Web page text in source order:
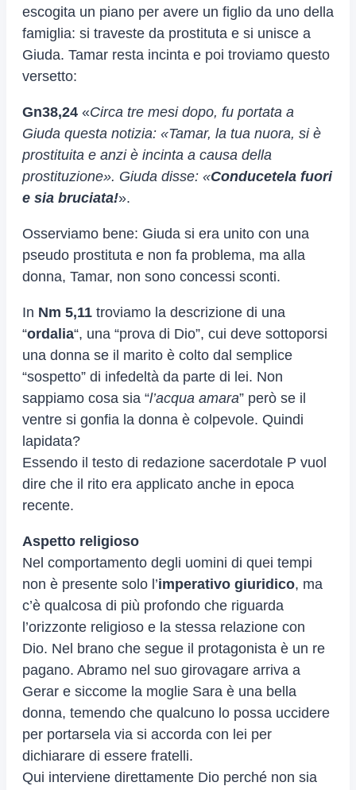
escogita un piano per avere un figlio da uno della
famiglia: si traveste da prostituta e si unisce a
Giuda. Tamar resta incinta e poi troviamo questo
versetto:
Gn38,24 «Circa tre mesi dopo, fu portata a
Giuda questa notizia: «Tamar, la tua nuora, si è
prostituita e anzi è incinta a causa della
prostituzione». Giuda disse: «Conducetela fuori
e sia bruciata!».
Osserviamo bene: Giuda si era unito con una
pseudo prostituta e non fa problema, ma alla
donna, Tamar, non sono concessi sconti.
In Nm 5,11 troviamo la descrizione di una
“ordalia“, una “prova di Dio”, cui deve sottoporsi
una donna se il marito è colto dal semplice
“sospetto” di infedeltà da parte di lei. Non
sappiamo cosa sia “l’acqua amara” però se il
ventre si gonfia la donna è colpevole. Quindi
lapidata?
Essendo il testo di redazione sacerdotale P vuol
dire che il rito era applicato anche in epoca
recente.
Aspetto religioso
Nel comportamento degli uomini di quei tempi
non è presente solo l’imperativo giuridico, ma
c’è qualcosa di più profondo che riguarda
l’orizzonte religioso e la stessa relazione con
Dio. Nel brano che segue il protagonista è un re
pagano. Abramo nel suo girovagare arriva a
Gerar e siccome la moglie Sara è una bella
donna, temendo che qualcuno lo possa uccidere
per portarsela via si accorda con lei per
dichiarare di essere fratelli.
Qui interviene direttamente Dio perché non sia